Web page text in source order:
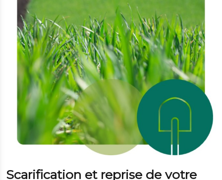
Scarification et reprise de votre